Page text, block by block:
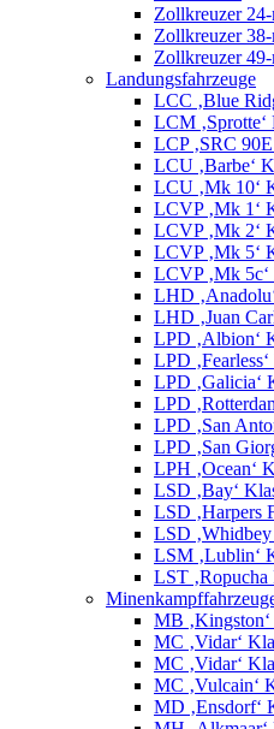
Zollkreuzer
Zollkreuzer
Zollkreuzer
Landungsfahrzeuge
LCC ‚Blue
LCM ‚Sprotte‘
LCP ‚SRC
LCU ‚Barbe‘
LCU ‚Mk 10‘
LCVP ‚Mk 1‘
LCVP ‚Mk 2‘
LCVP ‚Mk 5‘
LCVP ‚Mk 5c‘
LHD
LHD ‚Juan
LPD ‚Albion‘
LPD
LPD ‚Galicia‘
LPD
LPD ‚San
LPD ‚San
LPH ‚Ocean‘
LSD ‚Bay‘
LSD ‚Harpers
LSD ‚Whidbey
LSM ‚Lublin‘
LST ‚Ropucha
MB ‚Kingston‘
MC ‚Vidar‘
MC ‚Vidar‘
MC ‚Vulcain‘
MD ‚Ensdorf‘